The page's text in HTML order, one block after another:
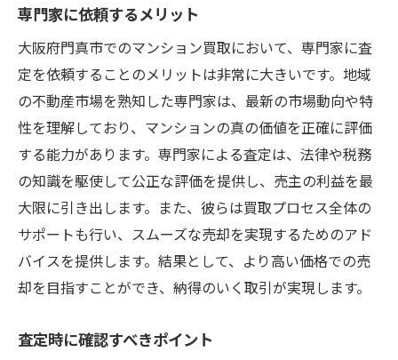
不動産のプロと連携する方法
価値を高める戦略的アプローチ
魅力的な売却資料を作成する
査定精度がもたらすスムーズなマンション買取
の流れ
査定精度が取引に与える影響
スムーズな買取プロセスの流れ
査定結果に基づく交渉術
適切な書類準備とその効果
取引の信頼性を高める方法
専門家に依頼するメリット
大阪府門真市でのマンション買取において、専門家に査
定を依頼することのメリットは非常に大きいです。地域
の不動産市場を熟知した専門家は、最新の市場動向や特
性を理解しており、マンションの真の価値を正確に評価
する能力があります。専門家による査定は、法律や税務
の知識を駆使して公正な評価を提供し、売主の利益を最
大限に引き出します。また、彼らは買取プロセス全体の
サポートも行い、スムーズな売却を実現するためのアド
バイスを提供します。結果として、より高い価格での売
却を目指すことができ、納得のいく取引が実現します。
査定時に確認すべきポイント